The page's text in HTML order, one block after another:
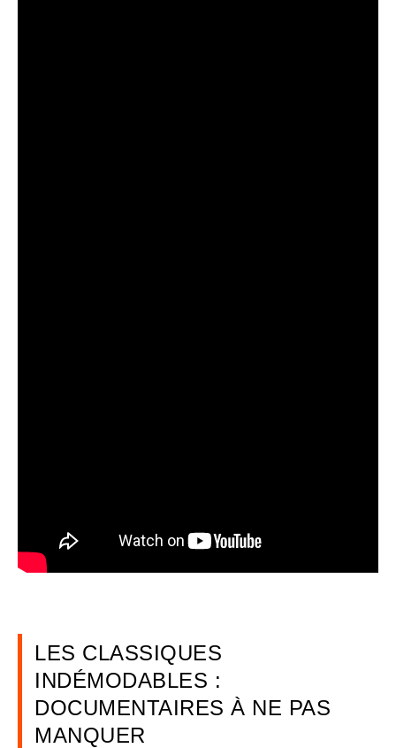
LES CLASSIQUES
INDÉMODABLES :
DOCUMENTAIRES À NE PAS
MANQUER